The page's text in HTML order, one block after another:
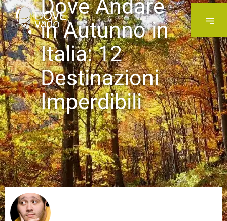
Dove Andare
in Autunno in
Italia: 12
Destinazioni
Imperdibili